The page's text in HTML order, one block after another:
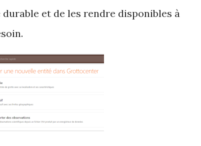
et de les rendre disponibles à